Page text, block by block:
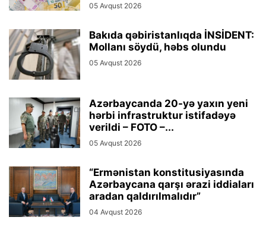
05 Avqust 2026
Bakıda qəbiristanlıqda İNSİDENT:
Mollanı söydü, həbs olundu
05 Avqust 2026
Azərbaycanda 20-yə yaxın yeni
hərbi infrastruktur istifadəyə
verildi – FOTO –...
05 Avqust 2026
“Ermənistan konstitusiyasında
Azərbaycana qarşı ərazi iddiaları
aradan qaldırılmalıdır”
04 Avqust 2026